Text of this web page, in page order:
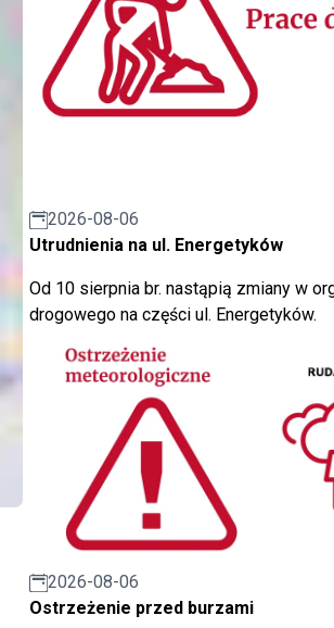
2026-08-06
Utrudnienia na ul. Energetyków
Od 10 sierpnia br. nastąpią zmiany w
drogowego na części ul. Energetyków.
2026-08-06
Ostrzeżenie przed burzami